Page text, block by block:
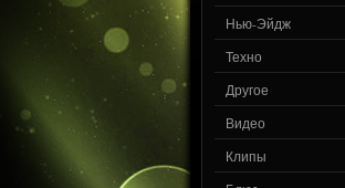
Нью-Эйдж
Техно
Другое
Видео
Клипы